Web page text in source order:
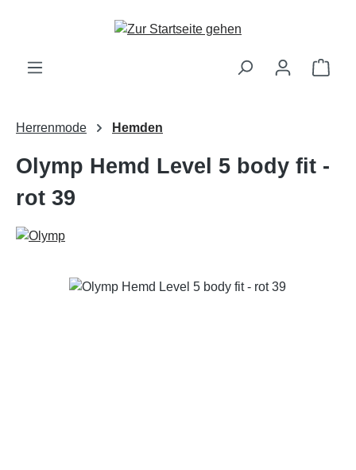
Zum Hauptinhalt springen
Herrenmode Hemden
Olymp Hemd Level 5 body fit -
rot 39
Bildergalerie überspringen